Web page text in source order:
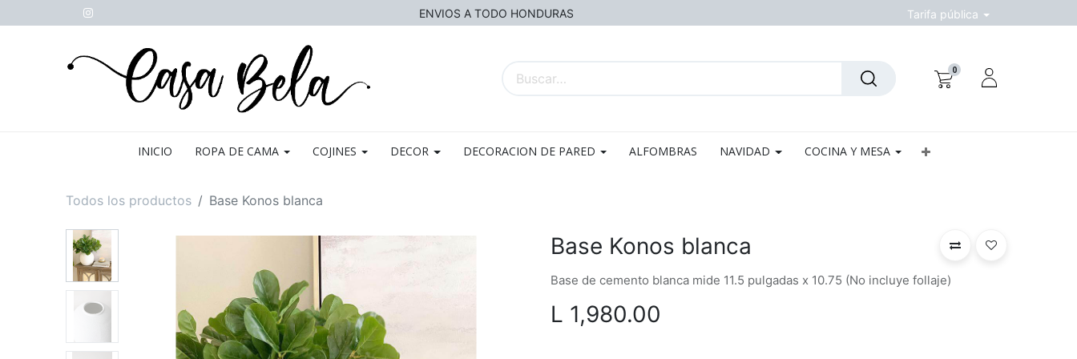
ENVIOS A TODO HONDURAS Tarifa pública
0
INICIO ROPA DE CAMA COJINES DECOR DECORACION DE PARED ALFOMBRAS NAVIDAD COCINA Y MESA
Todos los productos Base Konos blanca
Base Konos blanca
Base de cemento blanca mide 11.5 pulgadas x 10.75 (No incluye follaje)
L 1,980.00